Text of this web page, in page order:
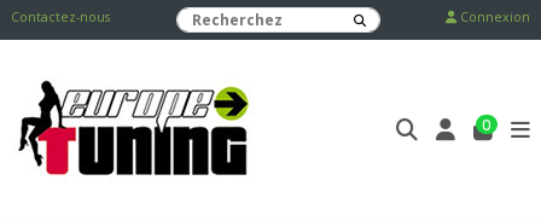
Contactez-nous Connexion
0